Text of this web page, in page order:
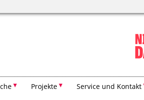
Projekte Service und Kontakt